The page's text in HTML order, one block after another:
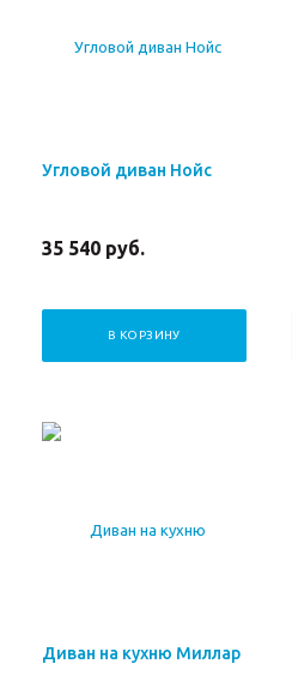
Угловой диван Нойс
35 540 руб.
В КОРЗИНУ
Диван на кухню Миллар